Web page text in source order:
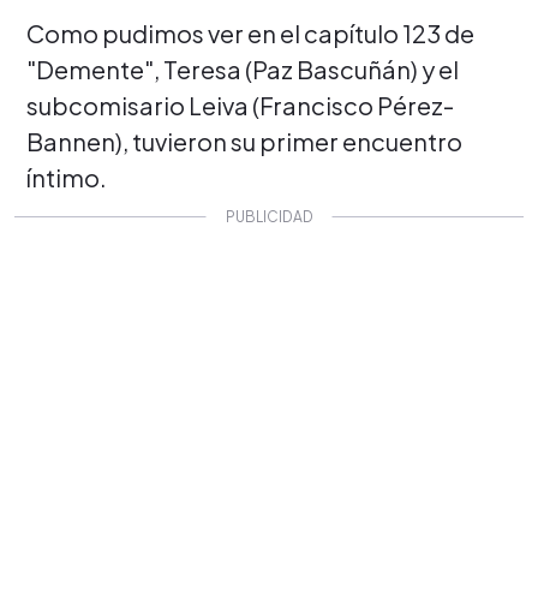
Como pudimos ver en el capítulo 123 de
"Demente", Teresa (Paz Bascuñán) y el
subcomisario Leiva (Francisco Pérez-
Bannen), tuvieron su primer encuentro
íntimo.